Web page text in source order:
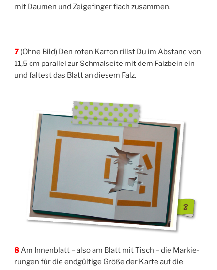
mit Dau­men und Zei­ge­fin­ger flach zusammen.
7 (Ohne Bild) Den roten Kar­ton rillst Du im Abstand von
11,5 cm par­al­lel zur Schmal­sei­te mit dem Falz­bein ein
und fal­test das Blatt an die­sem Falz.
8Am Innen­blatt – also am Blatt mit Tisch – die Mar­kie­
run­gen für die end­gül­ti­ge Grö­ße der Kar­te auf die